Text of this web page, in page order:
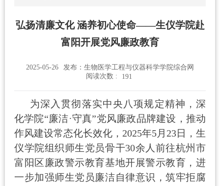
弘扬清廉文化 涵养初心使命——生仪学院赴
富阳开展党风廉政教育
2025-05-26
发布：生物医学工程与仪器科学学院综合网
阅读次数 :
191
为深入贯彻落实中央八项规定精神，深
化学院“廉洁·守真”党风廉政品牌建设， 推动
作风建设常态化长效化， 2025年5月23日 ，生
仪学院组织师生党员骨干30余人 前往杭州市
富阳区廉政警示教育基地开展警示教育，进
一步加强师生党员廉洁自律意识，筑牢拒腐